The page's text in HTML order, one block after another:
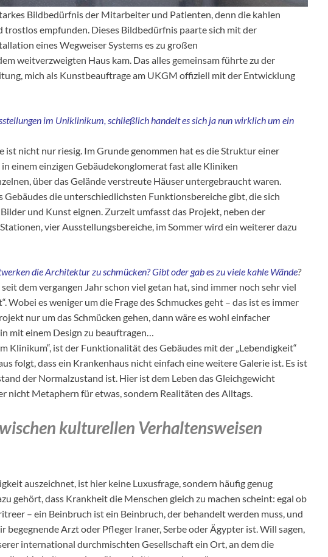
Bildbedürfnis der Mitarbeiter und Patienten, denn die kahlen
empfunden. Dieses Bildbedürfnis paarte sich mit der
eines Wegweiser Systems es zu großen
weitverzweigten Haus kam. Das alles gemeinsam führte zu der
mich als Kunstbeauftrage am UKGM offiziell mit der Entwicklung
im Uniklinikum, schließlich handelt es sich ja nun wirklich um ein
ist nicht nur riesig. Im Grunde genommen hat es die Struktur einer
einem einzigen Gebäudekonglomerat fast alle Kliniken
über das Gelände verstreute Häuser untergebraucht waren.
Gebäudes die unterschiedlichsten Funktionsbereiche gibt, die sich
und Kunst eignen. Zurzeit umfasst das Projekt, neben der
vier Ausstellungsbereiche, im Sommer wird ein weiterer dazu
die Architektur zu schmücken? Gibt oder gab es zu viele kahle Wände?
dem vergangen Jahr schon viel getan hat, sind immer noch sehr viel
Wobei es weniger um die Frage des Schmuckes geht – das ist es immer
nur um das Schmücken gehen, dann wäre es wohl einfacher
mit einem Design zu beauftragen…
Klinikum“, ist der Funktionalität des Gebäudes mit der „Lebendigkeit“
folgt, dass ein Krankenhaus nicht einfach eine weitere Galerie ist. Es ist
der Normalzustand ist. Hier ist dem Leben das Gleichgewicht
nicht Metaphern für etwas, sondern Realitäten des Alltags.
kulturellen Verhaltensweisen
auszeichnet, ist hier keine Luxusfrage, sondern häufig genug
gehört, dass Krankheit die Menschen gleich zu machen scheint: egal ob
– ein Beinbruch ist ein Beinbruch, der behandelt werden muss, und
begegnende Arzt oder Pfleger Iraner, Serbe oder Ägypter ist. Will sagen,
international durchmischten Gesellschaft ein Ort, an dem die